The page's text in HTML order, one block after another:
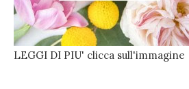
LEGGI DI PIU' clicca sull'immagine